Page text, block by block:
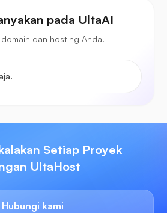
pada UltaAI
domain dan hosting Anda.
Setiap Proyek
UltaHost
Hubungi kami